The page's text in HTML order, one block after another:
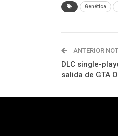
Genética
ANTERIOR
DLC single-
salida de GTA